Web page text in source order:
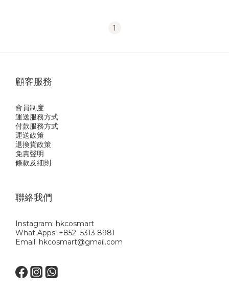
1
顧客服務
會員制度
運送服務方式
付款服務方式
運送政策
退換貨政策
免責聲明
條款及細則
聯絡我們
Instagram: hkcosmart
What Apps: +852 5313 8981
Email: hkcosmart@gmail.com